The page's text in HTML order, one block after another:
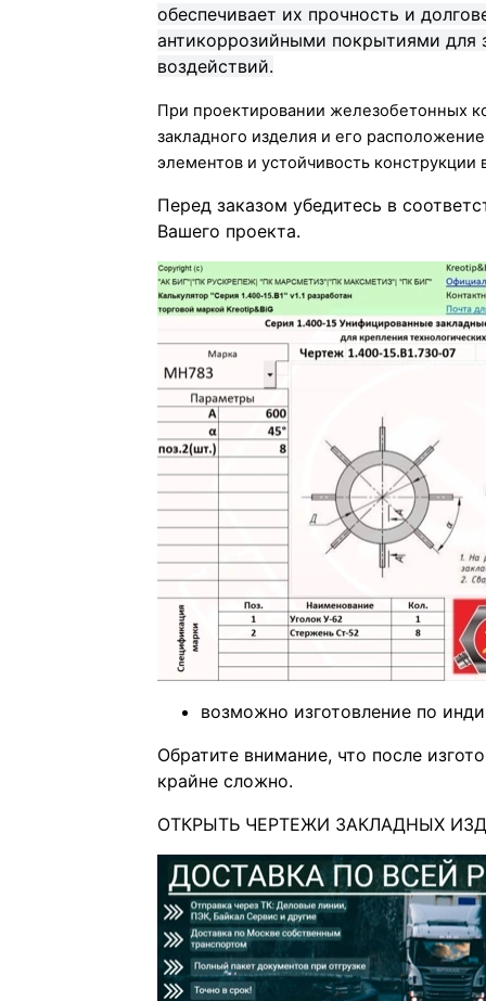
обеспечивает их прочность и
антикоррозийными покрытиями для
воздействий.
При проектировании железобетонных
закладного изделия и его
элементов и устойчивость конструкции
Перед заказом убедитесь в
Вашего проекта.
возможно изготовление по
Обратите внимание, что после
крайне сложно.
ОТКРЫТЬ ЧЕРТЕЖИ ЗАКЛАДНЫХ